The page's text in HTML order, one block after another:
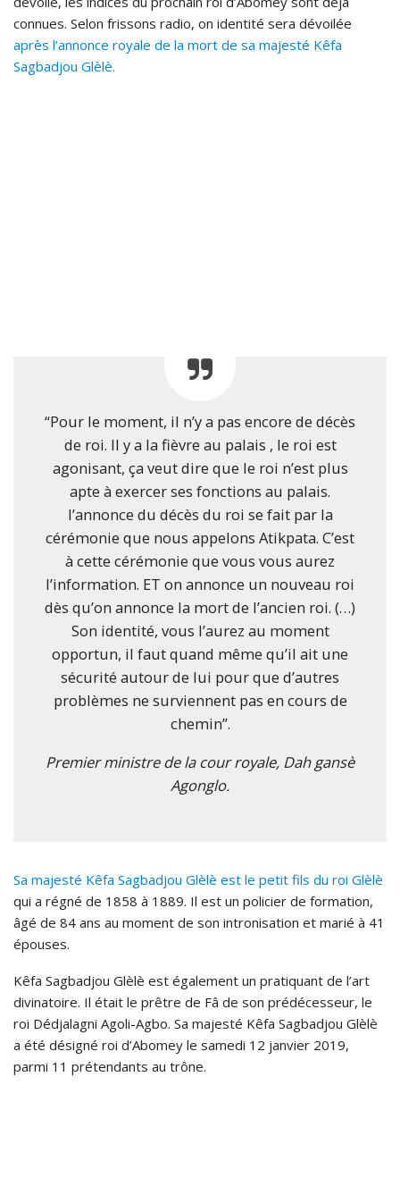
connues. Selon frissons radio, on identité sera dévoilée
après l’annonce royale de la mort de sa majesté Kêfa
Sagbadjou Glèlè.
“Pour le moment, il n’y a pas encore de décès
de roi. Il y a la fièvre au palais , le roi est
agonisant, ça veut dire que le roi n’est plus
apte à exercer ses fonctions au palais.
l’annonce du décès du roi se fait par la
cérémonie que nous appelons Atikpata. C’est
à cette cérémonie que vous vous aurez
l’information. ET on annonce un nouveau roi
dès qu’on annonce la mort de l’ancien roi. (…)
Son identité, vous l’aurez au moment
opportun, il faut quand même qu’il ait une
sécurité autour de lui pour que d’autres
problèmes ne surviennent pas en cours de
chemin”.
Premier ministre de la cour royale, Dah gansè
Agonglo.
Sa majesté Kêfa Sagbadjou Glèlè est le petit fils du roi Glèlè
qui a régné de 1858 à 1889. Il est un policier de formation,
âgé de 84 ans au moment de son intronisation et marié à 41
épouses.
Kêfa Sagbadjou Glèlè est également un pratiquant de l’art
divinatoire. Il était le prêtre de Fâ de son prédécesseur, le
roi Dédjalagni Agoli-Agbo. Sa majesté Kêfa Sagbadjou Glèlè
a été désigné roi d’Abomey le samedi 12 janvier 2019,
parmi 11 prétendants au trône.